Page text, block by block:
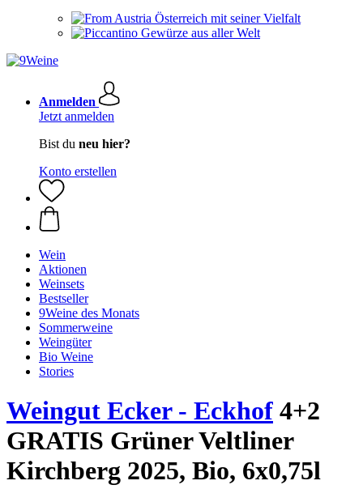
Österreich mit seiner Vielfalt
Gewürze aus aller Welt
Anmelden
Jetzt anmelden
Bist du neu hier?
Konto erstellen
Wein
Aktionen
Weinsets
Bestseller
9Weine des Monats
Sommerweine
Weingüter
Bio Weine
Stories
Weingut Ecker - Eckhof 4+2
GRATIS Grüner Veltliner
Kirchberg 2025, Bio, 6x0,75l